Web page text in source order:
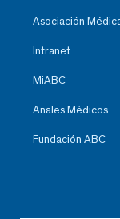
Asociación
Intranet
MiABC
Anales Médicos
Fundación ABC